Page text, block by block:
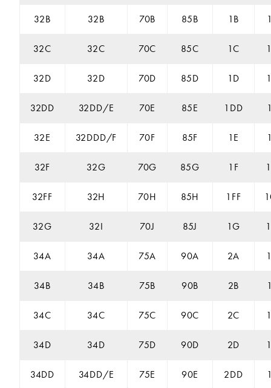
32B 32B 70B 85B 1B
32C 32C 70C 85C 1C
32D 32D 70D 85D 1D
32DD 32DD/E 70E 85E 1DD
32E 32DDD/F 70F 85F 1E
32F 32G 70G 85G 1F
32FF 32H 70H 85H 1FF
32G 32I 70J 85J 1G
34A 34A 75A 90A 2A
34B 34B 75B 90B 2B
34C 34C 75C 90C 2C
34D 34D 75D 90D 2D
34DD 34DD/E 75E 90E 2DD